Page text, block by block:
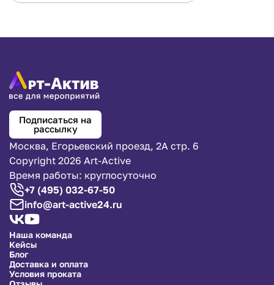
Подписаться на
рассылку
Москва, Егорьевский проезд, 2А стр. 6
Copyright 2026 Art-Active
Время работы: круглосуточно
+7 (495) 032-67-50
info@art-active24.ru
Наша команда
Кейсы
Блог
Доставка и оплата
Условия проката